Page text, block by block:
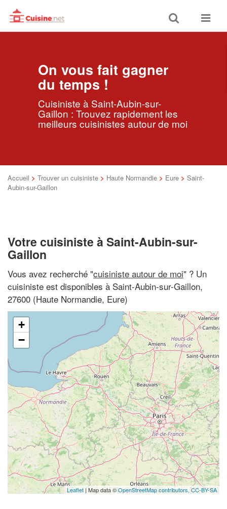
Toggle
search
Toggle
On vous fait gagner
du temps !
Cuisiniste à Saint-Aubin-sur-
Gaillon : Trouvez rapidement les
meilleurs cuisinistes autour de moi
Accueil > Trouver un cuisiniste > Haute Normandie > Eure > Saint-
Aubin-sur-Gaillon
Votre cuisiniste à Saint-Aubin-sur-
Gaillon
Vous avez recherché "cuisiniste autour de moi" ? Un
cuisiniste est disponibles à Saint-Aubin-sur-Gaillon,
27600 (Haute Normandie, Eure)
+
−
Leaflet | Map data ©OpenStreetMap contributors, CC-BY-SA